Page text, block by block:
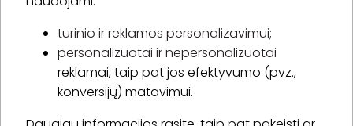
turinio ir reklamos personalizavimui;
personalizuotai ir nepersonalizuotai
reklamai, taip pat jos efektyvumo (pvz.,
konversijų) matavimui.
Apie „BookitNow“
Informacija